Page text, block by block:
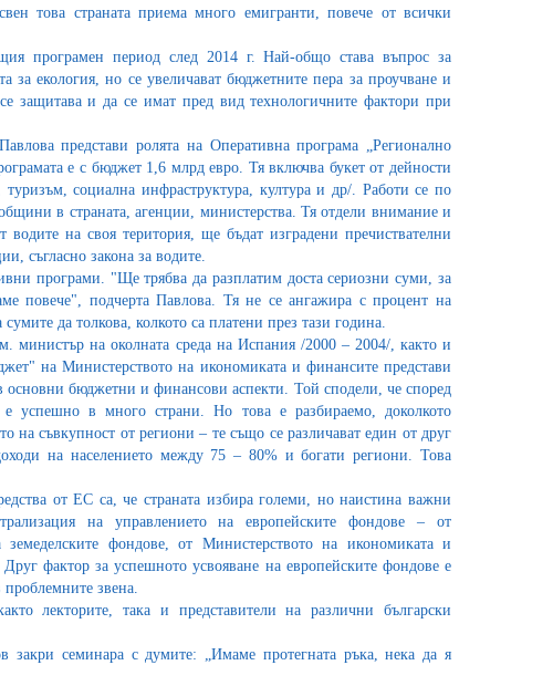
това страната приема много емигранти, повече от всички
програмен период след 2014 г. Най-общо става въпрос за
екология, но се увеличават бюджетните пера за проучване и
защитава и да се имат пред вид технологичните фактори при
представи ролята на Оперативна програма „Регионално
е с бюджет 1,6 млрд евро. Тя включва букет от дейности
социална инфраструктура, култура и др/. Работи се по
в страната, агенции, министерства. Тя отдели внимание и
на своя територия, ще бъдат изградени пречиствателни
съгласно закона за водите.
програми. "Ще трябва да разплатим доста сериозни суми, за
повече", подчерта Павлова. Тя не се ангажира с процент на
да толкова, колкото са платени през тази година.
на околната среда на Испания /2000 – 2004/, както и
на Министерството на икономиката и финансите представи
основни бюджетни и финансови аспекти. Той сподели, че според
успешно в много страни. Но това е разбираемо, доколкото
на съвкупност от региони – те също се различават един от друг
на населението между 75 – 80% и богати региони. Това
от ЕС са, че страната избира големи, но наистина важни
на управлението на европейските фондове – от
фондове, от Министерството на икономиката и
фактор за успешното усвояване на европейските фондове е
звена.
лекторите, така и представители на различни български
закри семинара с думите: „Имаме протегната ръка, нека да я